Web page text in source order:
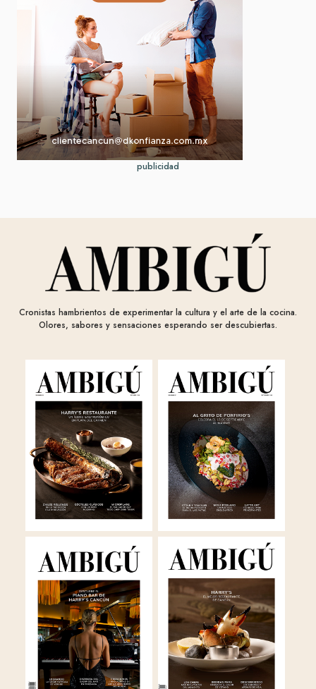
publicidad
Cronistas hambrientos de experimentar la cultura y el arte de la cocina.
Olores, sabores y sensaciones esperando ser descubiertas.